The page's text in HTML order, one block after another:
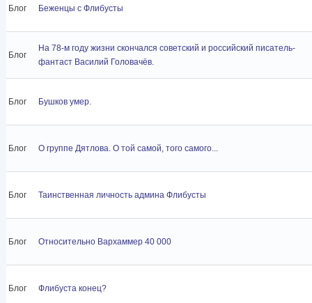
Блог Беженцы с Флибусты
Блог
На 78-м году жизни скончался советский и российский писатель-
фантаст Василий Головачёв.
Блог Бушков умер.
Блог О группе Дятлова. О той самой, того самого...
Блог Таинственная личность админа Флибусты
Блог Относительно Вархаммер 40 000
Блог Флибуста конец?